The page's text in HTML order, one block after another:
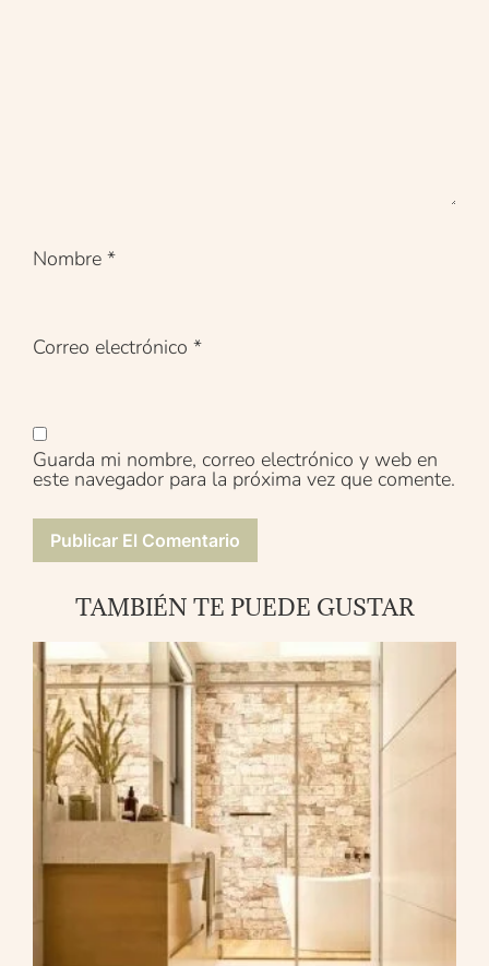
Nombre *
Correo electrónico *
Guarda mi nombre, correo electrónico y web en
este navegador para la próxima vez que comente.
TAMBIÉN TE PUEDE GUSTAR